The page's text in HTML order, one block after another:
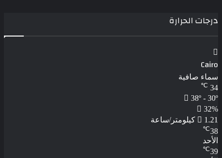
درجات الحرارة
Cairo
سماء صافية
34
℃
38º - 30º
32%
1.21 كيلومتر/ساعة
38
℃
الأحد
39
℃